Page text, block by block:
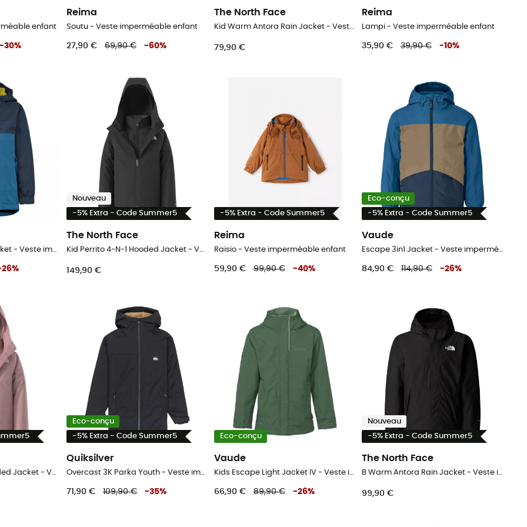
enfant
-30%
Reima
Soutu - Veste imperméable enfant
27,90 € 69,90 € -60%
The North Face
Kid Warm Antora Rain Jacket - Veste imperméable enfant
79,90 €
Reima
Lampi - Veste imperméable enfant
35,90 € 39,90 € -10%
Kids Caprea Rain Jacket - Veste imperméable enfant
26%
Nouveau
-5% Extra - Code Summer5
The North Face
Kid Perrito 4-N-1 Hooded Jacket - Veste imperméable enfant
149,90 €
-5% Extra - Code Summer5
Reima
Raisio - Veste imperméable enfant
59,90 € 99,90 € -40%
Eco-conçu
-5% Extra - Code Summer5
Vaude
Escape 3in1 Jacket - Veste imperméable enfant
84,90 € 114,90 € -26%
Kid Perrito 4-N-1 Hooded Jacket - Veste imperméable enfant
Eco-conçu
-5% Extra - Code Summer5
Quiksilver
Overcast 3K Parka Youth - Veste imperméable enfant
71,90 € 109,90 € -35%
Eco-conçu
Vaude
Kids Escape Light Jacket IV - Veste imperméable enfant
66,90 € 89,90 € -26%
Nouveau
-5% Extra - Code Summer5
The North Face
B Warm Antora Rain Jacket - Veste imperméable enfant
99,90 €